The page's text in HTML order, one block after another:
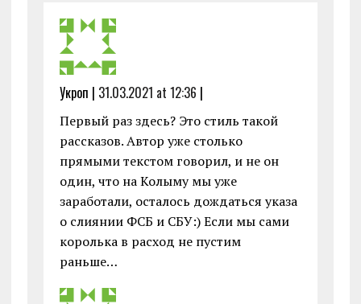
Укроп | 31.03.2021 at 12:36 |
Первый раз здесь? Это стиль такой
рассказов. Автор уже столько
прямыми текстом говорил, и не он
один, что на Колыму мы уже
заработали, осталось дождаться указа
о слиянии ФСБ и СБУ:) Если мы сами
королька в расход не пустим
раньше…